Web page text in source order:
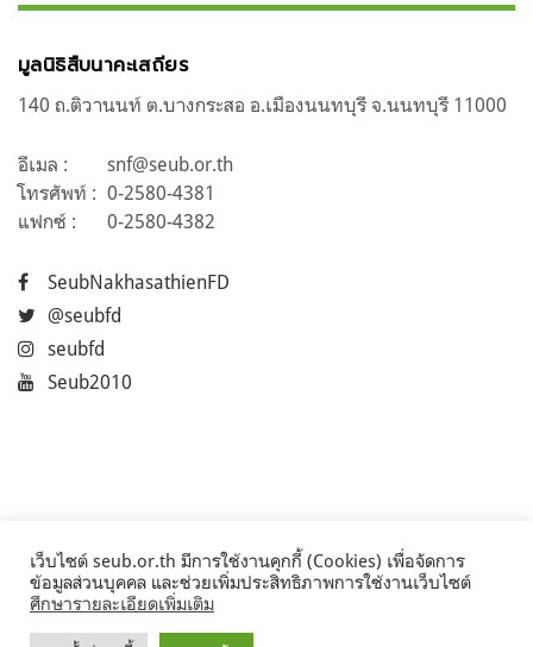
มูลนิธิสืบนาคะเสถียร
140 ถ.ติวานนท์ ต.บางกระสอ อ.เมืองนนทบุรี จ.นนทบุรี 11000
อีเมล :
snf@seub.or.th
โทรศัพท์ : 0-2580-4381
แฟกซ์ :
0-2580-4382
SeubNakhasathienFD
@seubfd
seubfd
Seub2010
เว็บไซต์ seub.or.th มีการใช้งานคุกกี้ (Cookies) เพื่อจัดการ
ข้อมูลส่วนบุคคล และช่วยเพิ่มประสิทธิภาพการใช้งานเว็บไซต์
ศึกษารายละเอียดเพิ่มเติม